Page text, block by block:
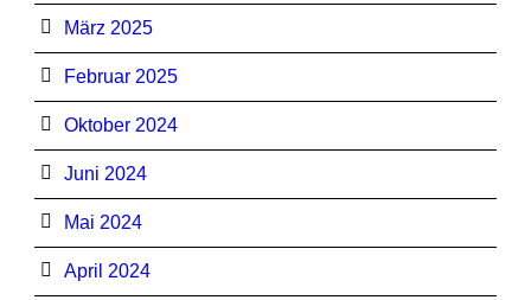
März 2025
Februar 2025
Oktober 2024
Juni 2024
Mai 2024
April 2024